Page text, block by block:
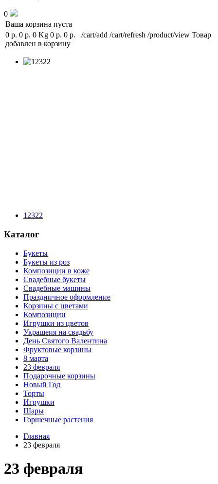
0
Ваша корзина пуста
0 р. 0 р. 0 Kg 0 р. 0 р. /cart/add /cart/refresh /product/view Товар
добавлен в корзину
12322
Каталог
Букеты
Букеты из роз
Композиции в коже
Свадебные букеты
Свадебные машины
Праздничное оформление
Корзины с цветами
Композиции
Игрушки из цветов
Украшеия на свадьбу
День Святого Валентина
Фруктовые корзины
8 марта
23 февраля
Подарочные корзины
Новый Год
Торты
Игрушки
Шары
Горшечные растения
Главная
23 февраля
23 февраля